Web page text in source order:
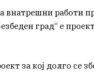
внатрешни работи
град“ е
за кој долго се